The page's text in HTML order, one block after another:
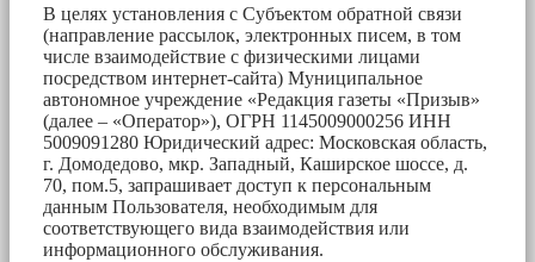
В целях установления с Субъектом обратной связи
(направление рассылок, электронных писем, в том
числе взаимодействие с физическими лицами
посредством интернет-сайта) Муниципальное
автономное учреждение «Редакция газеты «Призыв»
(далее – «Оператор»), ОГРН 1145009000256 ИНН
5009091280 Юридический адрес: Московская область,
г. Домодедово, мкр. Западный, Каширское шоссе, д.
70, пом.5, запрашивает доступ к персональным
данным Пользователя, необходимым для
соответствующего вида взаимодействия или
информационного обслуживания.